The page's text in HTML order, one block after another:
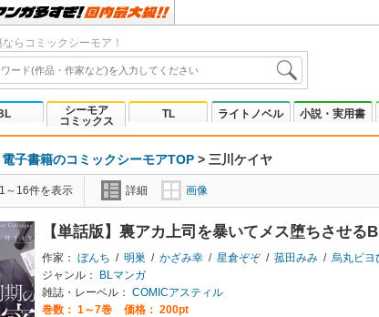
らコミックシーモア！
シーモア
コミックス
TL ライトノベル 小説・実用書
子書籍のコミックシーモアTOP > 三川ケイヤ
～16件を表示 詳細 画像
【単話版】裏アカ上司を暴いてメス堕ちさせる
作家： ぼんち / 明巣 / かざみ幸 / 星倉ぞぞ / 菰田みみ / 烏丸ピヨ
ジャンル：
BLマンガ
雑誌・レーベル： COMICアスティル
巻数： 1～7巻
価格： 200pt